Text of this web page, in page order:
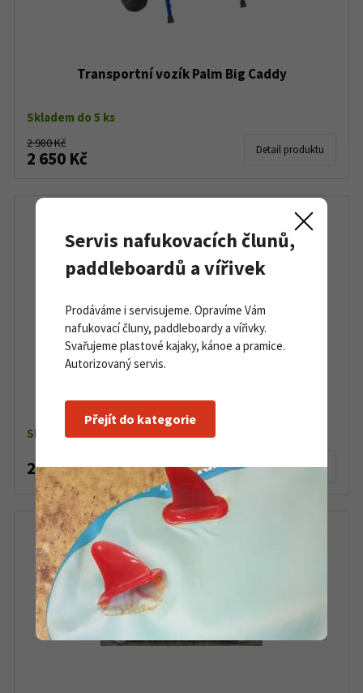
Transportní vozík Palm Big Caddy
Skladem do 5 ks
2 980 Kč
2 650 Kč Detail produktu
Skladem do 5 ks
200 Kč Detail produktu
Servis nafukovacích člunů,
paddleboardů a vířivek
Prodáváme i servisujeme. Opravíme Vám
nafukovací čluny, paddleboardy a vířivky.
Svařujeme plastové kajaky, kánoe a pramice.
Autorizovaný servis.
Přejít do kategorie